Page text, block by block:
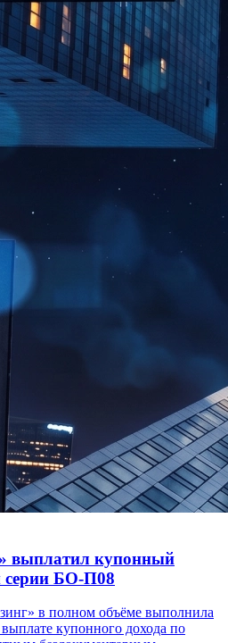
выплатил купонный
серии БО-П08
в полном объёме выполнила
выплате купонного дохода по